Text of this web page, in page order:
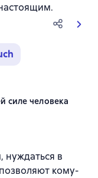
силе человека
186 оценок
нуждаться в
кому-